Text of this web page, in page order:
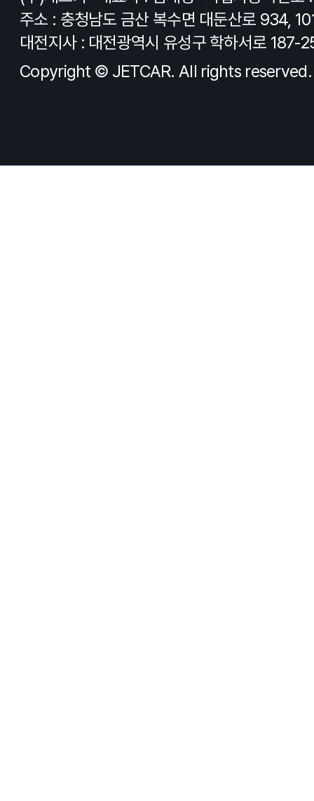
주소 : 충청남도 금산 복수면 대둔산로 934,
대전지사 : 대전광역시 유성구 학하서로 187-
Copyright © JETCAR. All rights reserved.